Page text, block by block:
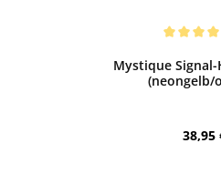
Mystique
(neongelb/
38,95